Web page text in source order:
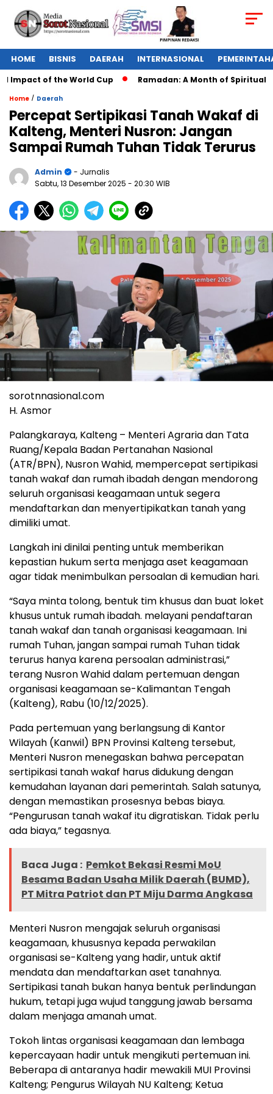
HOME BISNIS DAERAH INTERNASIONAL
of the World Cup Ramadan: A Month of Spiritual
Home / Daerah
Percepat Sertipikasi Tanah Wakaf di
Kalteng, Menteri Nusron: Jangan
Sampai Rumah Tuhan Tidak Terurus
Admin
- Jurnalis
Sabtu, 13 Desember 2025 - 20:30 WIB
sorotnnasional.com
H. Asmor
Palangkaraya, Kalteng – Menteri Agraria dan Tata
Ruang/Kepala Badan Pertanahan Nasional
(ATR/BPN), Nusron Wahid, mempercepat sertipikasi
tanah wakaf dan rumah ibadah dengan mendorong
seluruh organisasi keagamaan untuk segera
mendaftarkan dan menyertipikatkan tanah yang
dimiliki umat.
Langkah ini dinilai penting untuk memberikan
kepastian hukum serta menjaga aset keagamaan
agar tidak menimbulkan persoalan di kemudian hari.
“Saya minta tolong, bentuk tim khusus dan buat loket
khusus untuk rumah ibadah. melayani pendaftaran
tanah wakaf dan tanah organisasi keagamaan. Ini
rumah Tuhan, jangan sampai rumah Tuhan tidak
terurus hanya karena persoalan administrasi,”
terang Nusron Wahid dalam pertemuan dengan
organisasi keagamaan se-Kalimantan Tengah
(Kalteng), Rabu (10/12/2025).
Pada pertemuan yang berlangsung di Kantor
Wilayah (Kanwil) BPN Provinsi Kalteng tersebut,
Menteri Nusron menegaskan bahwa percepatan
sertipikasi tanah wakaf harus didukung dengan
kemudahan layanan dari pemerintah. Salah satunya,
dengan memastikan prosesnya bebas biaya.
“Pengurusan tanah wakaf itu digratiskan. Tidak perlu
ada biaya,” tegasnya.
Baca Juga : Pemkot Bekasi Resmi MoU
Besama Badan Usaha Milik Daerah (BUMD),
PT Mitra Patriot dan PT Miju Darma Angkasa
Menteri Nusron mengajak seluruh organisasi
keagamaan, khususnya kepada perwakilan
organisasi se-Kalteng yang hadir, untuk aktif
mendata dan mendaftarkan aset tanahnya.
Sertipikasi tanah bukan hanya bentuk perlindungan
hukum, tetapi juga wujud tanggung jawab bersama
dalam menjaga amanah umat.
Tokoh lintas organisasi keagamaan dan lembaga
kepercayaan hadir untuk mengikuti pertemuan ini.
Beberapa di antaranya hadir mewakili MUI Provinsi
Kalteng; Pengurus Wilayah NU Kalteng; Ketua